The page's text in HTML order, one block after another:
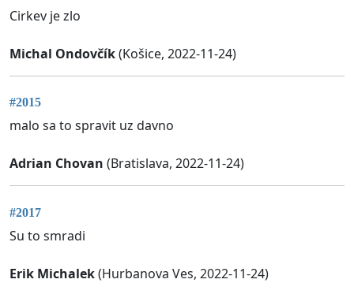
Cirkev je zlo
Michal Ondovčík(Košice, 2022-11-24)
#2015
malo sa to spravit uz davno
Adrian Chovan (Bratislava, 2022-11-24)
#2017
Su to smradi
Erik Michalek(Hurbanova Ves, 2022-11-24)